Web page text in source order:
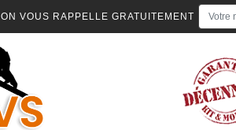
ON VOUS RAPPELLE GRATUITEMENT